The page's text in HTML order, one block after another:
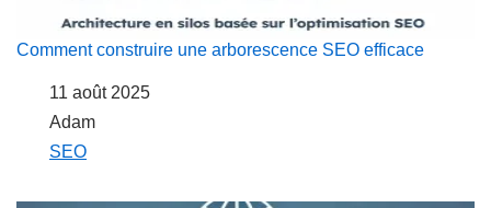
Comment construire une arborescence SEO efficace
Date11 août 2025
AuteurAdam
Par rapport à
SEO